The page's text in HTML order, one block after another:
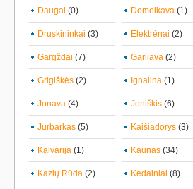
Daugai (0) Domeikava (1)
Druskininkai (3) Elektrėnai (2)
Gargždai (7) Garliava (2)
Grigiškės (2) Ignalina (1)
Jonava (4) Joniškis (6)
Jurbarkas (5) Kaišiadorys (3)
Kalvarija (1) Kaunas (34)
Kazlų Rūda (2) Kėdainiai (8)